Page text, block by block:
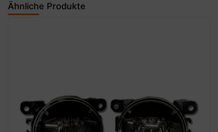
Ähnliche Produkte